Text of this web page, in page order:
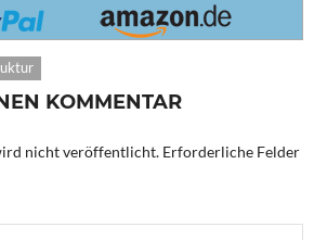
KOMMENTAR
nicht veröffentlicht. Erforderliche Felder